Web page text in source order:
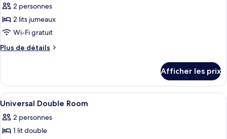
Room
les
photos
pour
ce
chambre :
Standard
Twin
Room
2 personnes
2 lits jumeaux
Wi-Fi gratuit
Plus de détails
Plus
Standard
Twin
Room
Afficher les prix
Afficher
toutes
les
photos
Coffre-fort, rideaux
6
Universal Double Room
2 personnes
1 lit double